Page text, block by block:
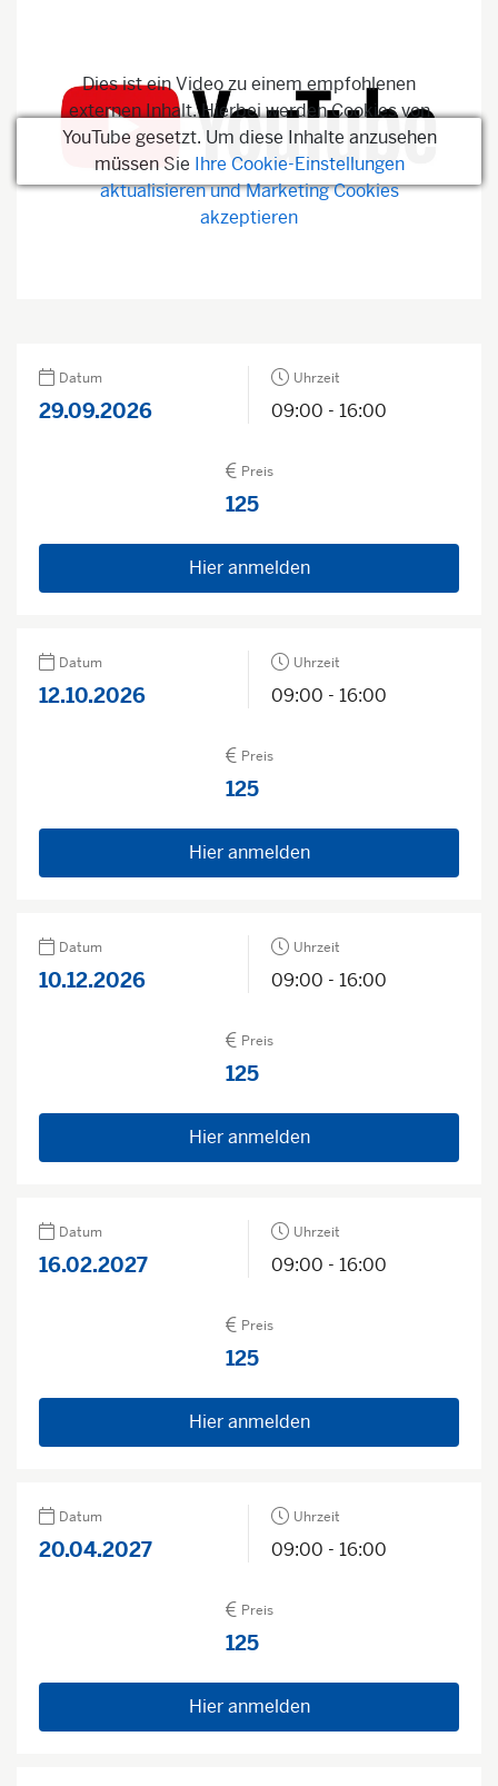
Dies ist ein Video zu einem empfohlenen
externen Inhalt. Hierbei werden Cookies von
YouTube gesetzt. Um diese Inhalte anzusehen
müssen Sie Ihre Cookie-Einstellungen
aktualisieren und Marketing Cookies
akzeptieren
Datum
29.09.2026
Uhrzeit
09:00 - 16:00
Preis
125
Hier anmelden
Datum
12.10.2026
Uhrzeit
09:00 - 16:00
Preis
125
Hier anmelden
Datum
10.12.2026
Uhrzeit
09:00 - 16:00
Preis
125
Hier anmelden
Datum
16.02.2027
Uhrzeit
09:00 - 16:00
Preis
125
Hier anmelden
Datum
20.04.2027
Uhrzeit
09:00 - 16:00
Preis
125
Hier anmelden